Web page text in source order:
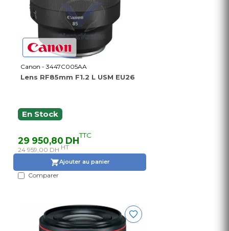
Canon - 3447C005AA
Lens RF85mm F1.2 L USM EU26
En Stock
29 950,80 DHTTC
24 959,00 DH HT
Ajouter au panier
Comparer